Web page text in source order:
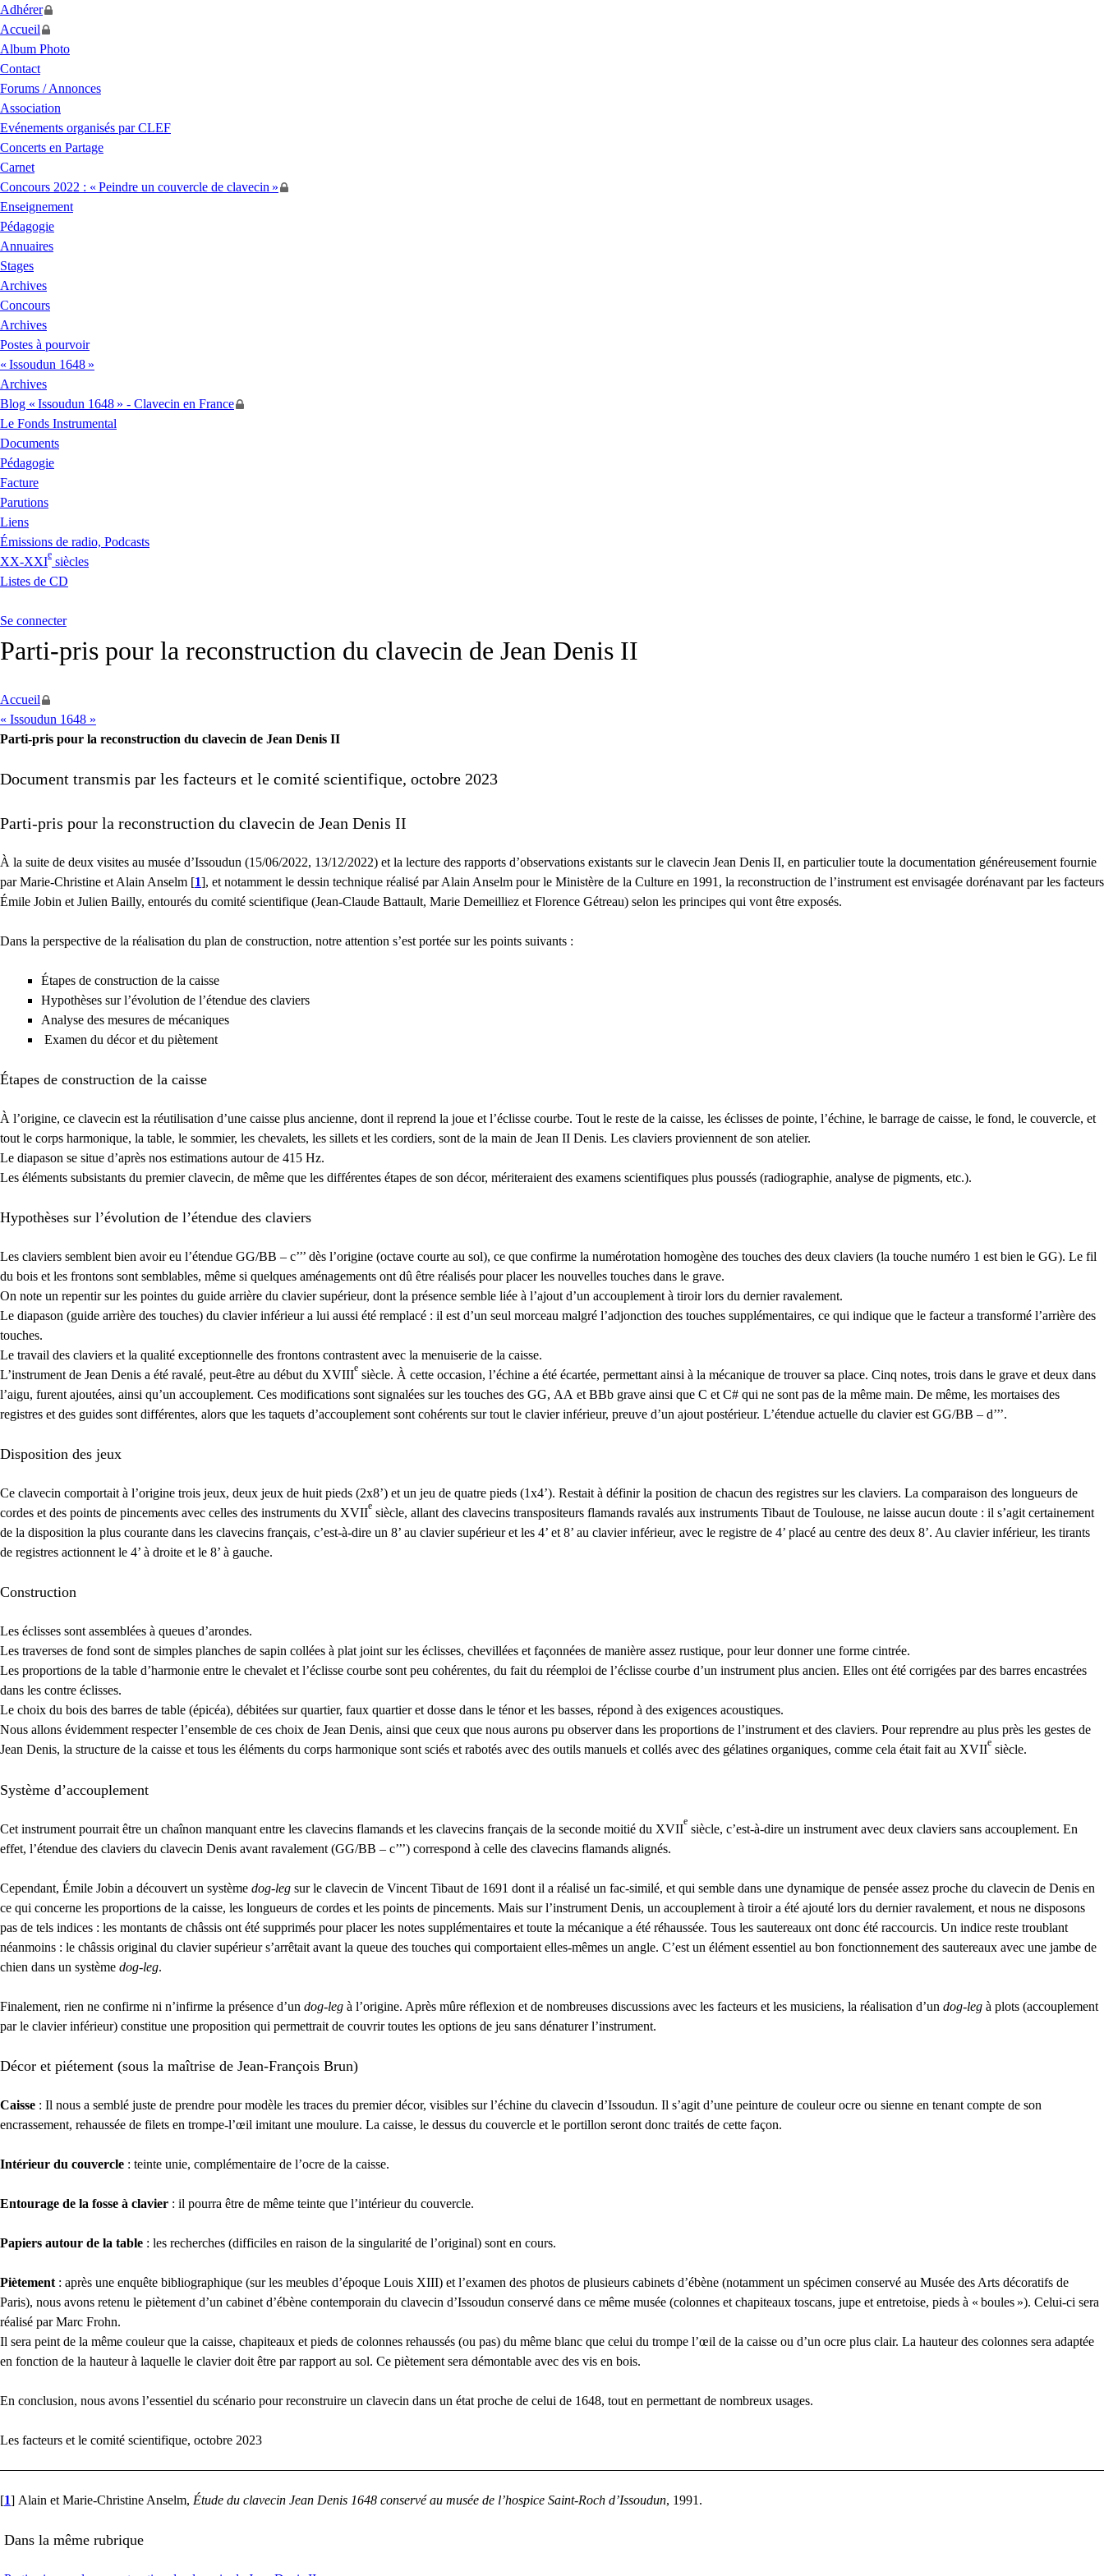
Adhérer
Accueil
Album Photo
Contact
Forums / Annonces
Association
Evénements organisés parCLEF
Concerts en Partage
Carnet
Concours 2022 : « Peindre un couvercle de clavecin »
Enseignement
Pédagogie
Annuaires
Stages
Archives
Concours
Archives
Postes à pourvoir
« Issoudun 1648 »
Archives
Blog « Issoudun 1648 » - Clavecin en France
Le Fonds Instrumental
Documents
Pédagogie
Facture
Parutions
Liens
Émissions de radio, Podcasts
XX-XXI
e
siècles
Listes de CD
Se connecter
Parti-pris pour la reconstruction du clavecin de Jean Denis II
Accueil
« Issoudun 1648 »
Parti-pris pour la reconstruction du clavecin de Jean Denis II
Document transmis par les facteurs et le comité scientifique, octobre 2023
Parti-pris pour la reconstruction du clavecin de Jean Denis II
À la suite de deux visites au musée d’Issoudun (15/06/2022, 13/12/2022) et la lecture des rapports d’observations existants sur le clavecin Jean Denis II, en particulier toute la documentation généreusement fournie
par Marie-Christine et Alain Anselm [1], et notamment le dessin technique réalisé par Alain Anselm pour le Ministère de la Culture en 1991, la reconstruction de l’instrument est envisagée dorénavant par les facteurs
Émile Jobin et Julien Bailly, entourés du comité scientifique (Jean-Claude Battault, Marie Demeilliez et Florence Gétreau) selon les principes qui vont être exposés.
Dans la perspective de la réalisation du plan de construction, notre attention s’est portée sur les points suivants :
Étapes de construction de la caisse
Hypothèses sur l’évolution de l’étendue des claviers
Analyse des mesures de mécaniques
Examen du décor et du piètement
Étapes de construction de la caisse
À l’origine, ce clavecin est la réutilisation d’une caisse plus ancienne, dont il reprend la joue et l’éclisse courbe. Tout le reste de la caisse, les éclisses de pointe, l’échine, le barrage de caisse, le fond, le couvercle, et
tout le corps harmonique, la table, le sommier, les chevalets, les sillets et les cordiers, sont de la main de Jean II Denis. Les claviers proviennent de son atelier.
Le diapason se situe d’après nos estimations autour de 415 Hz.
Les éléments subsistants du premier clavecin, de même que les différentes étapes de son décor, mériteraient des examens scientifiques plus poussés (radiographie, analyse de pigments, etc.).
Hypothèses sur l’évolution de l’étendue des claviers
Les claviers semblent bien avoir eu l’étendue GG/BB – c’’’ dès l’origine (octave courte au sol), ce que confirme la numérotation homogène des touches des deux claviers (la touche numéro 1 est bien le GG). Le fil
du bois et les frontons sont semblables, même si quelques aménagements ont dû être réalisés pour placer les nouvelles touches dans le grave.
On note un repentir sur les pointes du guide arrière du clavier supérieur, dont la présence semble liée à l’ajout d’un accouplement à tiroir lors du dernier ravalement.
Le diapason (guide arrière des touches) du clavier inférieur a lui aussi été remplacé : il est d’un seul morceau malgré l’adjonction des touches supplémentaires, ce qui indique que le facteur a transformé l’arrière des
touches.
Le travail des claviers et la qualité exceptionnelle des frontons contrastent avec la menuiserie de la caisse.
L’instrument de Jean Denis a été ravalé, peut-être au début du XVIII
e
siècle. À cette occasion, l’échine a été écartée, permettant ainsi à la mécanique de trouver sa place. Cinq notes, trois dans le grave et deux dans
l’aigu, furent ajoutées, ainsi qu’un accouplement. Ces modifications sont signalées sur les touches des GG, AA et BBb grave ainsi que C et C# qui ne sont pas de la même main. De même, les mortaises des
registres et des guides sont différentes, alors que les taquets d’accouplement sont cohérents sur tout le clavier inférieur, preuve d’un ajout postérieur. L’étendue actuelle du clavier est GG/BB – d’’’.
Disposition des jeux
Ce clavecin comportait à l’origine trois jeux, deux jeux de huit pieds (2x8’) et un jeu de quatre pieds (1x4’). Restait à définir la position de chacun des registres sur les claviers. La comparaison des longueurs de
cordes et des points de pincements avec celles des instruments du XVII
e
siècle, allant des clavecins transpositeurs flamands ravalés aux instruments Tibaut de Toulouse, ne laisse aucun doute : il s’agit certainement
de la disposition la plus courante dans les clavecins français, c’est-à-dire un 8’ au clavier supérieur et les 4’ et 8’ au clavier inférieur, avec le registre de 4’ placé au centre des deux 8’. Au clavier inférieur, les tirants
de registres actionnent le 4’ à droite et le 8’ à gauche.
Construction
Les éclisses sont assemblées à queues d’arondes.
Les traverses de fond sont de simples planches de sapin collées à plat joint sur les éclisses, chevillées et façonnées de manière assez rustique, pour leur donner une forme cintrée.
Les proportions de la table d’harmonie entre le chevalet et l’éclisse courbe sont peu cohérentes, du fait du réemploi de l’éclisse courbe d’un instrument plus ancien. Elles ont été corrigées par des barres encastrées
dans les contre éclisses.
Le choix du bois des barres de table (épicéa), débitées sur quartier, faux quartier et dosse dans le ténor et les basses, répond à des exigences acoustiques.
Nous allons évidemment respecter l’ensemble de ces choix de Jean Denis, ainsi que ceux que nous aurons pu observer dans les proportions de l’instrument et des claviers. Pour reprendre au plus près les gestes de
Jean Denis, la structure de la caisse et tous les éléments du corps harmonique sont sciés et rabotés avec des outils manuels et collés avec des gélatines organiques, comme cela était fait au XVII
e
siècle.
Système d’accouplement
Cet instrument pourrait être un chaînon manquant entre les clavecins flamands et les clavecins français de la seconde moitié du XVII
e
siècle, c’est-à-dire un instrument avec deux claviers sans accouplement. En
effet, l’étendue des claviers du clavecin Denis avant ravalement (GG/BB – c’’’) correspond à celle des clavecins flamands alignés.
Cependant, Émile Jobin a découvert un système dog-leg sur le clavecin de Vincent Tibaut de 1691 dont il a réalisé un fac-similé, et qui semble dans une dynamique de pensée assez proche du clavecin de Denis en
ce qui concerne les proportions de la caisse, les longueurs de cordes et les points de pincements. Mais sur l’instrument Denis, un accouplement à tiroir a été ajouté lors du dernier ravalement, et nous ne disposons
pas de tels indices : les montants de châssis ont été supprimés pour placer les notes supplémentaires et toute la mécanique a été réhaussée. Tous les sautereaux ont donc été raccourcis. Un indice reste troublant
néanmoins : le châssis original du clavier supérieur s’arrêtait avant la queue des touches qui comportaient elles-mêmes un angle. C’est un élément essentiel au bon fonctionnement des sautereaux avec une jambe de
chien dans un système dog-leg.
Finalement, rien ne confirme ni n’infirme la présence d’un dog-leg à l’origine. Après mûre réflexion et de nombreuses discussions avec les facteurs et les musiciens, la réalisation d’un dog-leg à plots (accouplement
par le clavier inférieur) constitue une proposition qui permettrait de couvrir toutes les options de jeu sans dénaturer l’instrument.
Décor et piétement (sous la maîtrise de Jean-François Brun)
Caisse : Il nous a semblé juste de prendre pour modèle les traces du premier décor, visibles sur l’échine du clavecin d’Issoudun. Il s’agit d’une peinture de couleur ocre ou sienne en tenant compte de son
encrassement, rehaussée de filets en trompe-l’œil imitant une moulure. La caisse, le dessus du couvercle et le portillon seront donc traités de cette façon.
Intérieur du couvercle : teinte unie, complémentaire de l’ocre de la caisse.
Entourage de la fosse à clavier : il pourra être de même teinte que l’intérieur du couvercle.
Papiers autour de la table : les recherches (difficiles en raison de la singularité de l’original) sont en cours.
Piètement : après une enquête bibliographique (sur les meubles d’époque Louis XIII) et l’examen des photos de plusieurs cabinets d’ébène (notamment un spécimen conservé au Musée des Arts décoratifs de
Paris), nous avons retenu le piètement d’un cabinet d’ébène contemporain du clavecin d’Issoudun conservé dans ce même musée (colonnes et chapiteaux toscans, jupe et entretoise, pieds à « boules »). Celui-ci sera
réalisé par Marc Frohn.
Il sera peint de la même couleur que la caisse, chapiteaux et pieds de colonnes rehaussés (ou pas) du même blanc que celui du trompe l’œil de la caisse ou d’un ocre plus clair. La hauteur des colonnes sera adaptée
en fonction de la hauteur à laquelle le clavier doit être par rapport au sol. Ce piètement sera démontable avec des vis en bois.
En conclusion, nous avons l’essentiel du scénario pour reconstruire un clavecin dans un état proche de celui de 1648, tout en permettant de nombreux usages.
Les facteurs et le comité scientifique, octobre 2023
[1] Alain et Marie-Christine Anselm, Étude du clavecin Jean Denis 1648 conservé au musée de l’hospice Saint-Roch d’Issoudun, 1991.
Dans la même rubrique